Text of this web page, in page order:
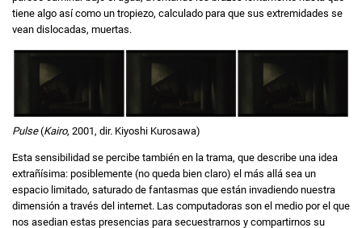
tiene algo así como un tropiezo, calculado para que sus extremidades se
vean dislocadas, muertas.
Pulse(Kairo, 2001, dir. Kiyoshi Kurosawa)
Esta sensibilidad se percibe también en la trama, que describe una idea
extrañísima: posiblemente (no queda bien claro) el más allá sea un
espacio limitado, saturado de fantasmas que están invadiendo nuestra
dimensión a través del internet. Las computadoras son el medio por el que
nos asedian estas presencias para secuestrarnos y compartirnos su